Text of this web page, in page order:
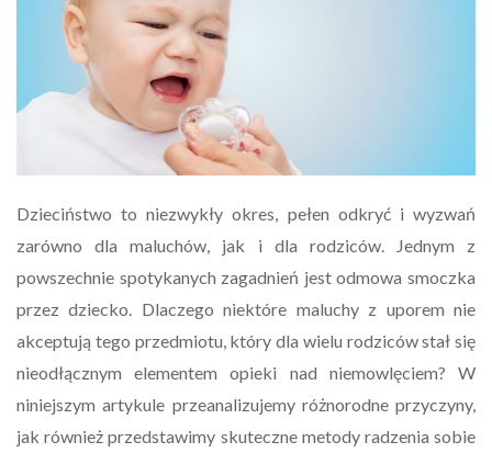
Dzieciństwo to niezwykły okres, pełen odkryć i wyzwań
zarówno dla maluchów, jak i dla rodziców. Jednym z
powszechnie spotykanych zagadnień jest odmowa smoczka
przez dziecko. Dlaczego niektóre maluchy z uporem nie
akceptują tego przedmiotu, który dla wielu rodziców stał się
nieodłącznym elementem opieki nad niemowlęciem? W
niniejszym artykule przeanalizujemy różnorodne przyczyny,
jak również przedstawimy skuteczne metody radzenia sobie